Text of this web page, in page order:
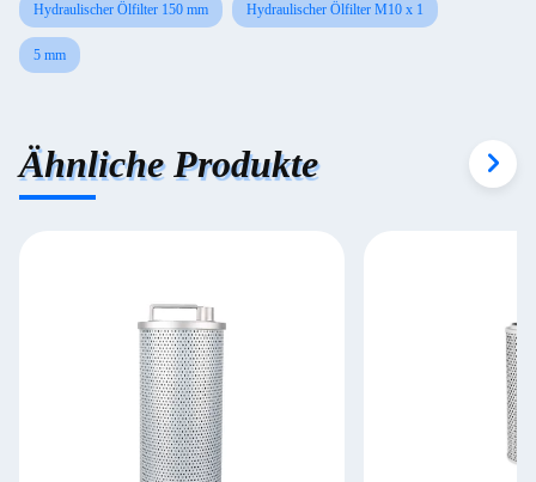
Hydraulischer Ölfilter 150 mm Hydraulischer Ölfilter M10 x 1
5 mm
Ähnliche Produkte